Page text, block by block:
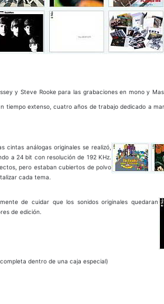
y Steve Rooke para las grabaciones en mono y
tiempo extenso, cuatro años de trabajo dedicado a
cintas análogas originales se realizó,
a 24 bit con resolución de 192 KHz.
pero estaban cubiertos de polvo
cada tema.
de cuidar que los sonidos originales quedaran
de edición.
dentro de una caja especial)